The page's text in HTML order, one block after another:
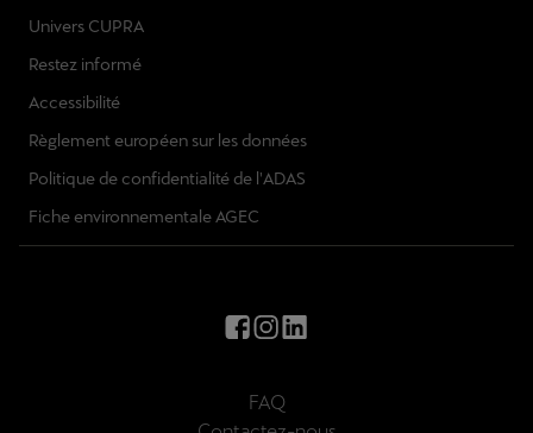
Univers CUPRA
Restez informé
Accessibilité
Règlement européen sur les données
Politique de confidentialité de l'ADAS
Fiche environnementale AGEC
FAQ